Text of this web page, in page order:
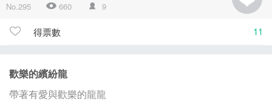
No.295 660 9
得票數 11
歡樂的繽紛龍
帶著有愛與歡樂的龍龍